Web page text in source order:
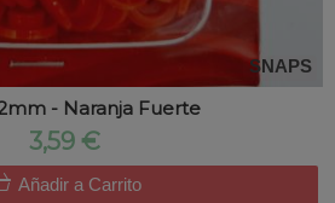
SNAPS
- Naranja Fuerte
3,59 €
Añadir a Carrito